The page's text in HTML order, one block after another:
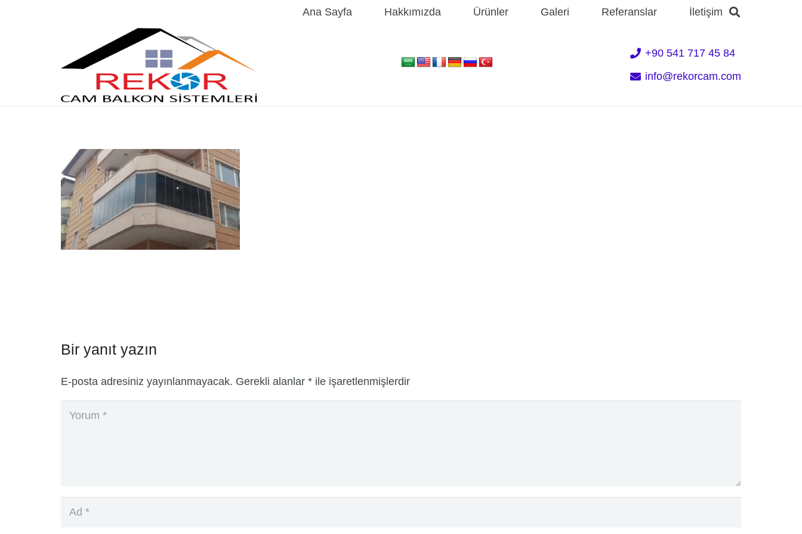
Ana Sayfa Hakkımızda Ürünler Galeri Referanslar İletişim
+90 541 717 45 84
info@rekorcam.com
Bir yanıt yazın
E-posta adresiniz yayınlanmayacak. Gerekli alanlar * ile işaretlenmişlerdir